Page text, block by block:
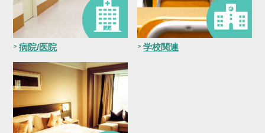
病院/医院 学校関連